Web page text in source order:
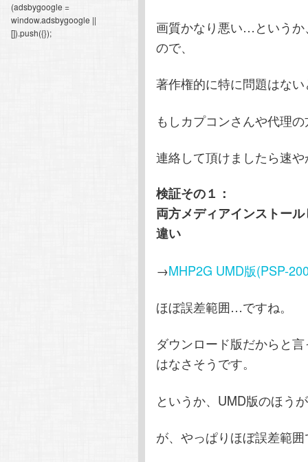
画質かなり悪い…という
ので、
著作権的に特に問題はな
もしカプコンさんや代理
連絡して頂けましたら速
検証その１：
両方メディアインストー
違い
→MHP2G UMD版(PSP-
ほぼ誤差範囲…ですね。
ダウンロード版だからと
はなさそうです。
というか、UMD版のほう
が、やっぱりほぼ誤差範
(adsbygoogle =
window.adsbygoogle ||
[]).push({});